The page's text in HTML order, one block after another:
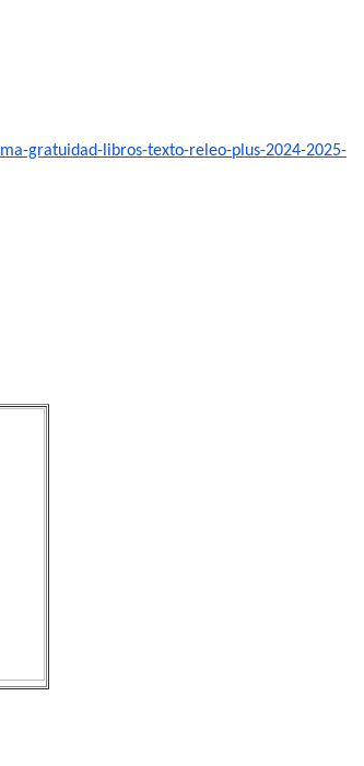
gratuidad- libros-texto-releo-plus-2024-2025-